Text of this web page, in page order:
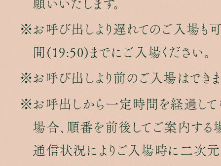
願いいたします。
お呼び出しより遅れてのご入場も
間(19:50)までにご入場ください。
お呼び出しより前のご入場はできま
お呼出しから一定時間を経過し
場合、順番を前後してご案内する
通信状況によりご入場時に二次元